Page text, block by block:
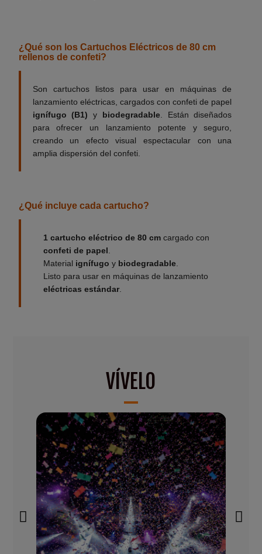
¿Qué son los Cartuchos Eléctricos de 80 cm
rellenos de confeti?
Son cartuchos listos para usar en máquinas de
lanzamiento eléctricas, cargados con confeti de papel
ignífugo (B1) y biodegradable. Están diseñados
para ofrecer un lanzamiento potente y seguro,
creando un efecto visual espectacular con una
amplia dispersión del confeti.
¿Qué incluye cada cartucho?
1 cartucho eléctrico de 80 cmcargado con
confeti de papel
Material ignífugo y biodegradable.
Listo para usar en máquinas de lanzamiento
eléctricas estándar.
VÍVELO